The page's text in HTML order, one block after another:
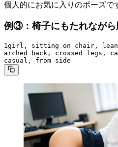
個人的にお気に入りのポーズで
例③：椅子にもたれながら
1girl, sitting on chair,
arched back, crossed legs,
casual, from side